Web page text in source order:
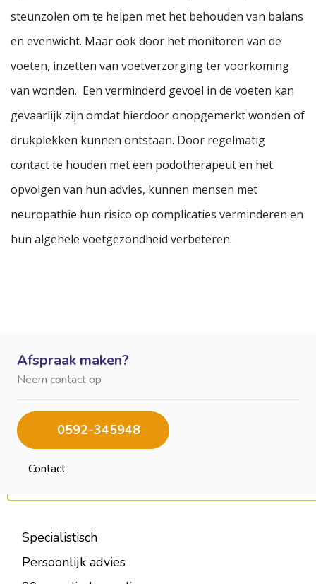
steunzolen om te helpen met het behouden van balans
en evenwicht. Maar ook door het monitoren van de
voeten, inzetten van voetverzorging ter voorkoming
van wonden. Een verminderd gevoel in de voeten kan
gevaarlijk zijn omdat hierdoor onopgemerkt wonden of
drukplekken kunnen ontstaan. Door regelmatig
contact te houden met een podotherapeut en het
opvolgen van hun advies, kunnen mensen met
neuropathie hun risico op complicaties verminderen en
hun algehele voetgezondheid verbeteren.
Afspraak maken?
Neem contact op
0592-345948
Contact
Specialistisch
Persoonlijk advies